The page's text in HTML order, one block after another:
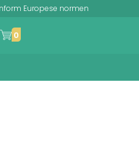
Europese normen
0